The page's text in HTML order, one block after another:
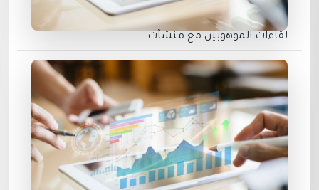
لقاءات الموهوبين مع منشآت